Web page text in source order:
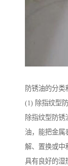
防锈油的分类
(1) 除指纹型
除指纹型防锈
油，能把金属
解、置换或中
具有良好的湿